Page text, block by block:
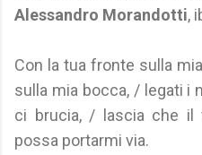
Alessandro Morandotti,
Con la tua fronte sulla
sulla mia bocca, / legati i
ci brucia, / lascia che il
possa portarmi via.